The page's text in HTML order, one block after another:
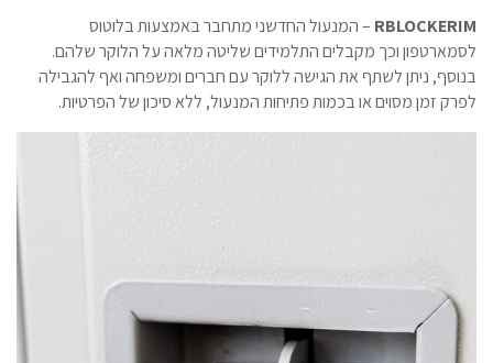
RBLOCKERIM – המנעול החדשני מתחבר באמצעות בלוטוס
לסמארטפון וכך מקבלים התלמידים שליטה מלאה על הלוקר שלהם.
בנוסף, ניתן לשתף את הגישה ללוקר עם חברים ומשפחה ואף להגבילה
לפרק זמן מסוים או בכמות פתיחות המנעול, ללא סיכון של הפרטיות.